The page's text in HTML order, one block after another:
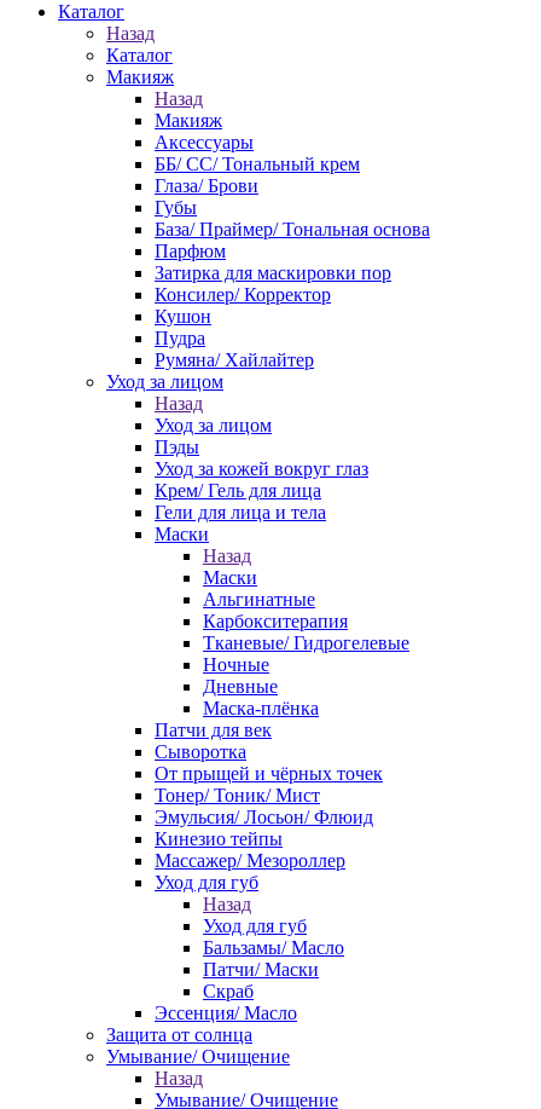
Каталог
Назад
Каталог
Макияж
Назад
Макияж
Аксессуары
ББ/ СС/ Тональный крем
Глаза/ Брови
Губы
База/ Праймер/ Тональная основа
Парфюм
Затирка для маскировки пор
Консилер/ Корректор
Кушон
Пудра
Румяна/ Хайлайтер
Уход за лицом
Назад
Уход за лицом
Пэды
Уход за кожей вокруг глаз
Крем/ Гель для лица
Гели для лица и тела
Маски
Назад
Маски
Альгинатные
Карбокситерапия
Тканевые/ Гидрогелевые
Ночные
Дневные
Маска-плёнка
Патчи для век
Сыворотка
От прыщей и чёрных точек
Тонер/ Тоник/ Мист
Эмульсия/ Лосьон/ Флюид
Кинезио тейпы
Массажер/ Мезороллер
Уход для губ
Назад
Уход для губ
Бальзамы/ Масло
Патчи/ Маски
Скраб
Эссенция/ Масло
Защита от солнца
Умывание/ Очищение
Назад
Умывание/ Очищение